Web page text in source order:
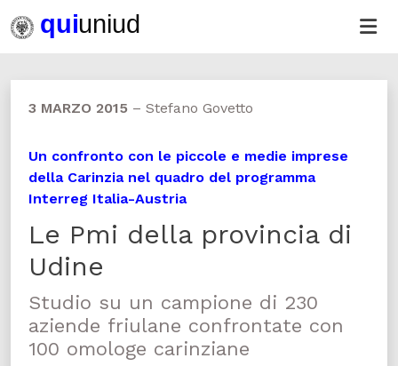
3 MARZO 2015 – Stefano Govetto
Un confronto con le piccole e medie imprese
della Carinzia nel quadro del programma
Interreg Italia-Austria
Le Pmi della provincia di
Udine
Studio su un campione di 230
aziende friulane confrontate con
100 omologe carinziane